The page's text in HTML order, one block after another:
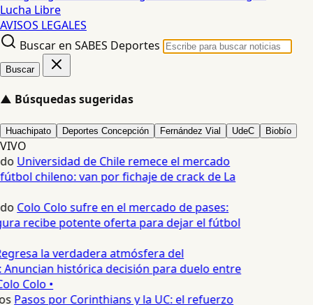
Lucha Libre
AVISOS LEGALES
Buscar en SABES Deportes
Buscar
▲ Búsquedas sugeridas
Huachipato Deportes Concepción Fernández Vial UdeC Biobío
VIVO
Universidad de Chile remece el mercado
chileno: van por fichaje de crack de La
Colo Colo sufre en el mercado de pases:
recibe potente oferta para dejar el fútbol
la verdadera atmósfera del
histórica decisión para duelo entre
Colo •
Pasos por Corinthians y la UC: el refuerzo